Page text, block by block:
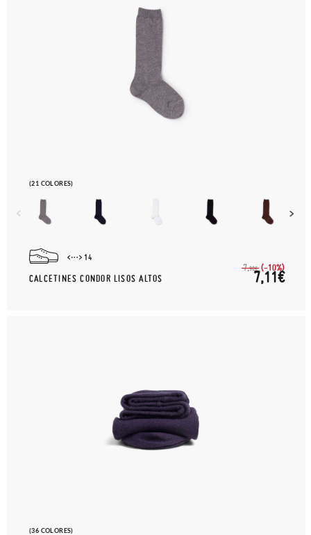
(21 COLORES)
14
CALCETINES CONDOR LISOS ALTOS
7,90€ (-10%)
7,11€
(36 COLORES)